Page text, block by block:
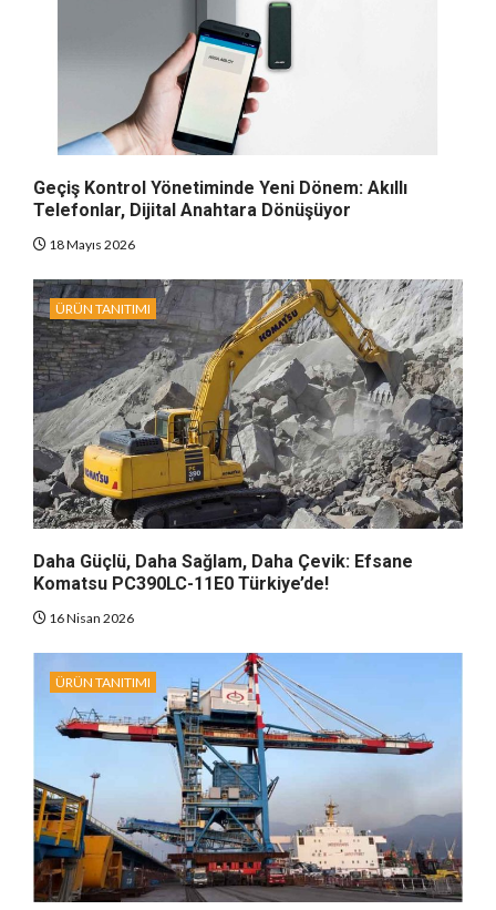
Geçiş Kontrol Yönetiminde Yeni Dönem: Akıllı
Telefonlar, Dijital Anahtara Dönüşüyor
18 Mayıs 2026
ÜRÜN TANITIMI
Daha Güçlü, Daha Sağlam, Daha Çevik: Efsane
Komatsu PC390LC-11E0 Türkiye’de!
16 Nisan 2026
ÜRÜN TANITIMI